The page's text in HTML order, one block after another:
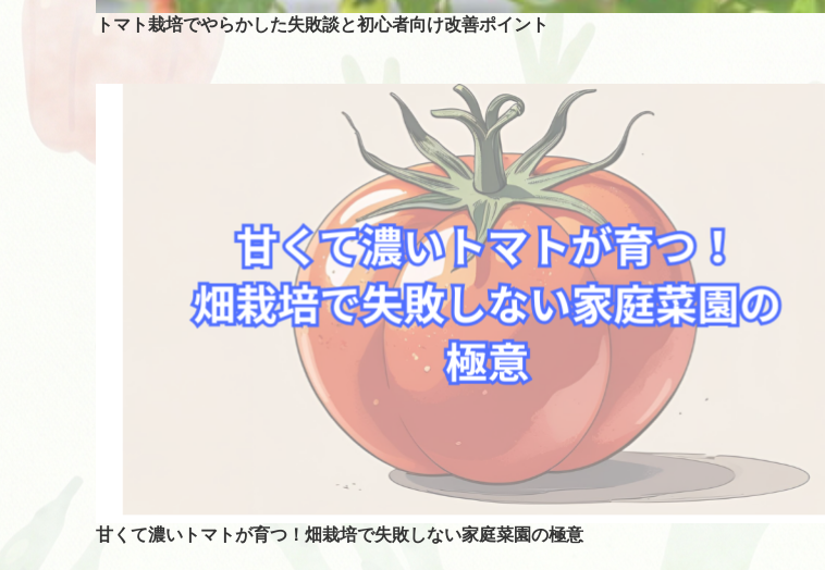
トマト栽培でやらかした失敗談と初心者向け改善ポイント
甘くて濃いトマトが育つ！畑栽培で失敗しない家庭菜園の極意